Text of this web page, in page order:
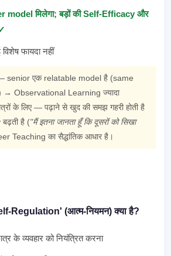
model मिलेगा; बड़ों की Self-Efficacy और
फायदा नहीं
— senior एक relatable model है (same
→ Observational Learning ज्यादा
के लिए — पढ़ाने से खुद की समझ गहरी होती है
है ("मैं इतना जानता हूँ कि दूसरों को सिखा
Teaching का सैद्धांतिक आधार है।
Regulation' (आत्म-नियमन) क्या है?
के व्यवहार को नियंत्रित करना